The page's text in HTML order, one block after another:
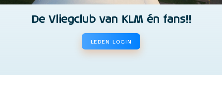
De Vliegclub van KLM én fans!!
LEDEN LOGIN